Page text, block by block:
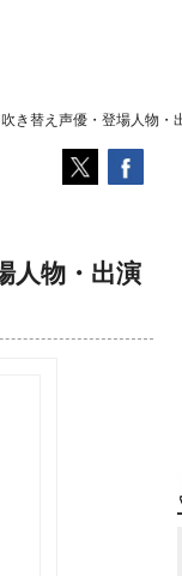
き替え声優・登場人物・
人物・出演